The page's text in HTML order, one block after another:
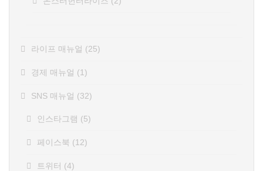
라이프 매뉴얼 (25)
경제 매뉴얼 (1)
SNS 매뉴얼 (32)
인스타그램 (5)
페이스북 (12)
트위터 (4)